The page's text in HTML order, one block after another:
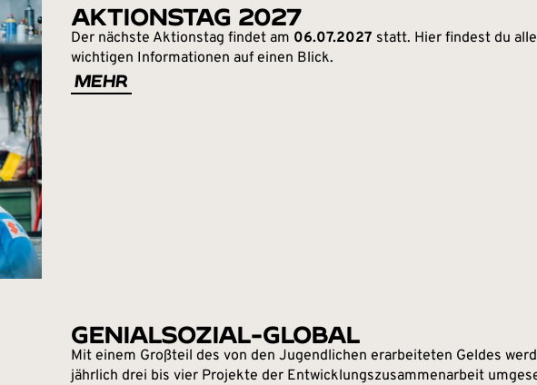
AKTIONSTAG 2027
Der nächste Aktionstag findet am 06.07.2027 statt. Hier findest du alle
wichtigen Informationen auf einen Blick.
MEHR
GENIALSOZIAL-GLOBAL
Mit einem Großteil des von den Jugendlichen erarbeiteten Geldes
jährlich drei bis vier Projekte der Entwicklungszusammenarbeit